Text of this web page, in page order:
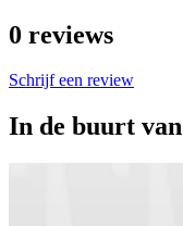
0 reviews
Schrijf een review
In de buurt van